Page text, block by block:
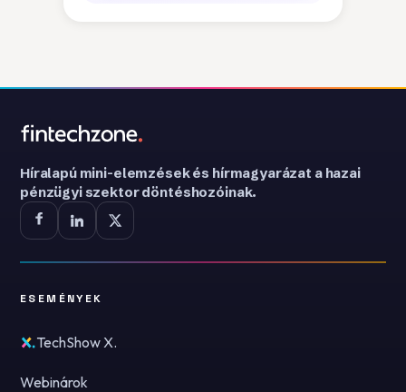
Híralapú mini-elemzések és hírmagyarázat a hazai
pénzügyi szektor döntéshozóinak.
ESEMÉNYEK
TechShow X.
Webinárok